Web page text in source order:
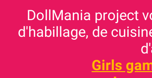
DollMania project
d'habillage, de
Girls